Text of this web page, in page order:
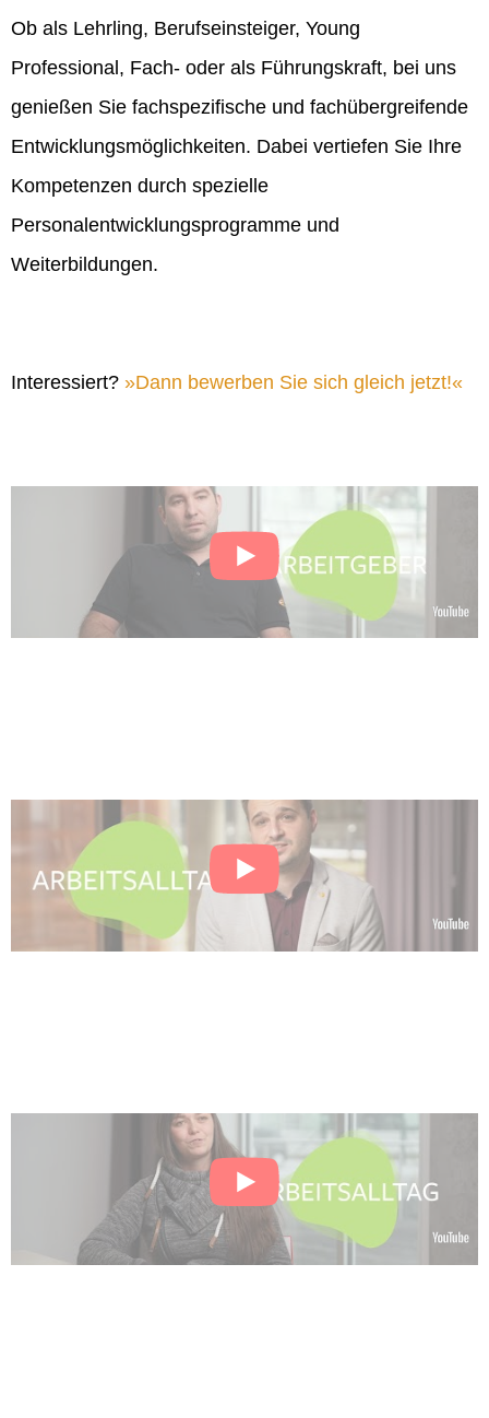
Ob als Lehrling, Berufseinsteiger, Young
Professional, Fach- oder als Führungskraft, bei uns
genießen Sie fachspezifische und fachübergreifende
Entwicklungsmöglichkeiten. Dabei vertiefen Sie Ihre
Kompetenzen durch spezielle
Personalentwicklungsprogramme und
Weiterbildungen.
Interessiert? Dann bewerben Sie sich gleich jetzt!